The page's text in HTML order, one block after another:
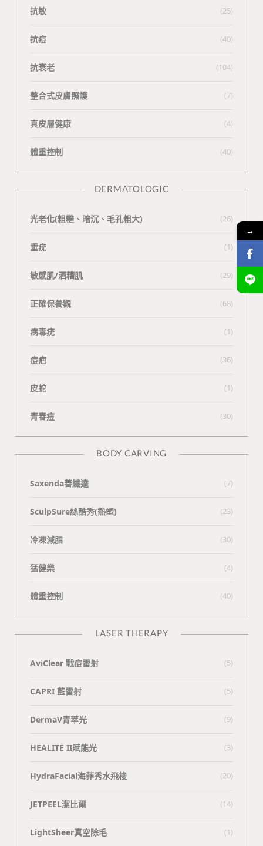
抗敏 (25)
抗痘 (40)
抗衰老 (104)
整合式皮膚照護 (7)
真皮層健康 (4)
體重控制 (40)
DERMATOLOGIC
光老化(粗糙、暗沉、毛孔粗大) (26)
垂疣 (1)
敏感肌/酒糟肌 (29)
正確保養觀 (68)
病毒疣 (1)
痘疤 (36)
皮蛇 (1)
青春痘 (30)
BODY CARVING
Saxenda善纖達 (7)
SculpSure絲酷秀(熱塑) (23)
冷凍減脂 (30)
猛健樂 (4)
體重控制 (40)
LASER THERAPY
AviClear 戰痘雷射 (5)
CAPRI 藍雷射 (5)
DermaV青萃光 (9)
HEALITE II賦能光 (3)
HydraFacial海菲秀水飛梭 (20)
JETPEEL潔比爾 (14)
LightSheer真空除毛 (1)
→